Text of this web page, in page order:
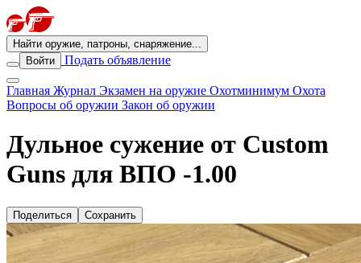
Найти оружие, патроны, снаряжение...
Войти
Подать объявление
Главная Журнал Экзамен на оружие Охотминимум Охота
Вопросы об оружии Закон об оружии
Дульное сужение от Custom
Guns для ВПО -1.00
Поделиться Сохранить